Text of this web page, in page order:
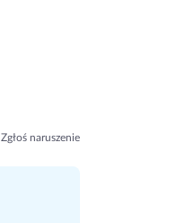
Zgłoś naruszenie